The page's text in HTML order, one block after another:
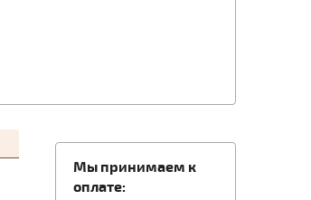
Мы принимаем к
оплате: